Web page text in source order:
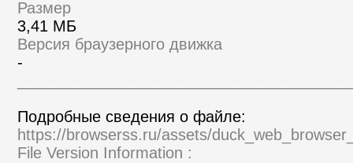
Размер
3,41 МБ
Версия браузерного движка
-
Подробные сведения о файле:
https://browserss.ru/assets/
File Version Information :